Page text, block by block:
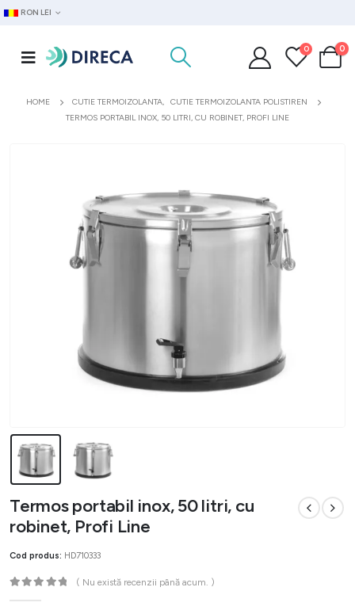
RON LEI
0 0
HOME CUTIE TERMOIZOLANTA,
CUTIE TERMOIZOLANTA POLISTIREN
TERMOS PORTABIL INOX, 50 LITRI, CU ROBINET, PROFI LINE
Termos portabil inox, 50 litri, cu
robinet, Profi Line
Cod produs: HD710333
( Nu există recenzii până acum. )